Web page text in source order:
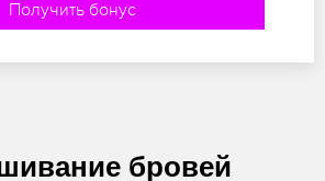
Получить бонус
бровей